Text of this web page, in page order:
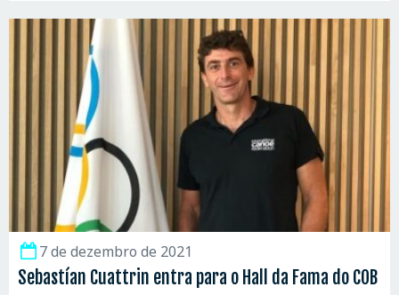
7 de dezembro de 2021
Sebastían Cuattrin entra para o Hall da Fama do COB